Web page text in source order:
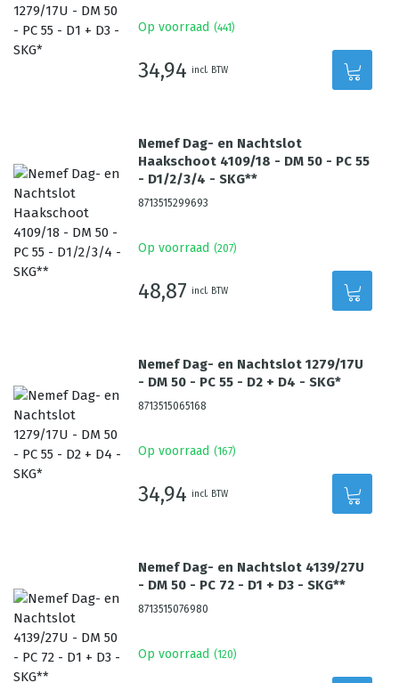
Op voorraad (441 )
34,94 incl. BTW
Nemef Dag- en Nachtslot
Haakschoot 4109/18 - DM 50 - PC 55
- D1/2/3/4 - SKG**
8713515299693
Op voorraad (207)
48,87 incl. BTW
Nemef Dag- en Nachtslot 1279/17U
- DM 50 - PC 55 - D2 + D4 - SKG*
8713515065168
Op voorraad (167)
34,94 incl. BTW
Nemef Dag- en Nachtslot 4139/27U
- DM 50 - PC 72 - D1 + D3 - SKG**
8713515076980
Op voorraad (120)